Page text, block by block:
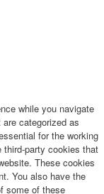
while you navigate
categorized as
for the working
party cookies that
These cookies
You also have the
some of these